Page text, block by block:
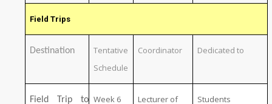
Field Trips
Destination
Tentative
Schedule
Coordinator Dedicated to
Field Trip to Week 6 Lecturer of Students